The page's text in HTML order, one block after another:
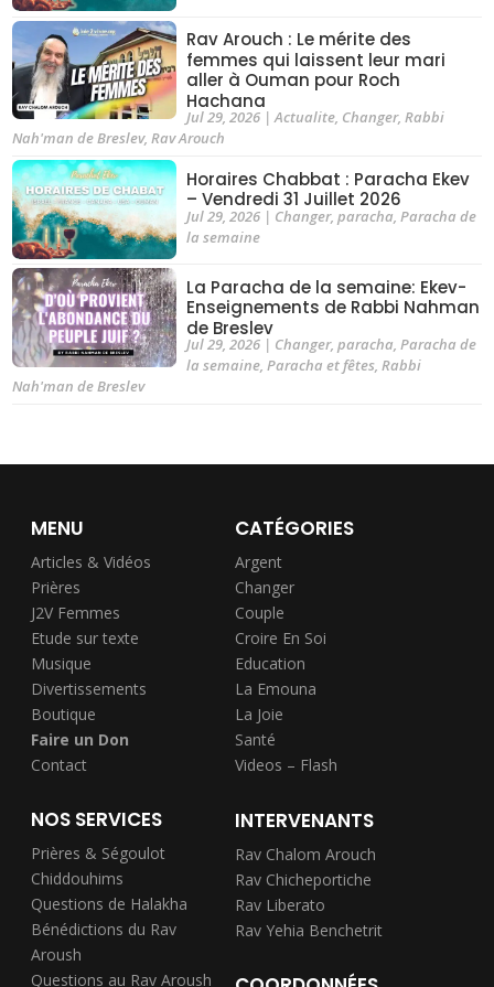
Rav Arouch : Le mérite des
femmes qui laissent leur mari
aller à Ouman pour Roch
Hachana
Jul 29, 2026|Actualite, Changer, Rabbi
Nah'man de Breslev,Rav Arouch
Horaires Chabbat : Paracha Ekev
– Vendredi 31 Juillet 2026
Jul 29, 2026| Changer, paracha Paracha de
la semaine
La Paracha de la semaine: Ekev-
Enseignements de Rabbi Nahman
de Breslev
Jul 29, 2026| Changer, paracha, Paracha de
la semaine, Paracha et fêtes, Rabbi
Nah'man de Breslev
MENU
Articles & Vidéos
Prières
J2V Femmes
Etude sur texte
Musique
Divertissements
Boutique
Faire un Don
Contact
CATÉGORIES
Argent
Changer
Couple
Croire En Soi
Education
La Emouna
La Joie
Santé
Videos – Flash
NOS SERVICES
Prières & Ségoulot
Chiddouhims
Questions de Halakha
Bénédictions du Rav
Aroush
Questions au Rav Aroush
INTERVENANTS
Rav Chalom Arouch
Rav Chicheportiche
Rav Liberato
Rav Yehia Benchetrit